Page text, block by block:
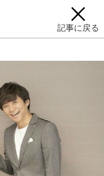
記事に戻る